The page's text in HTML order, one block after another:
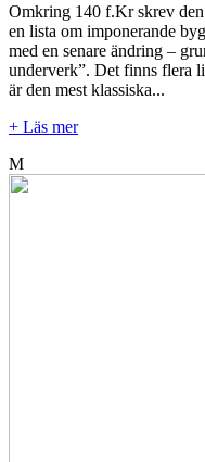
Omkring 140 f.Kr skrev
en lista om imponerande
med en senare ändring –
underverk”. Det finns flera
är den mest klassiska...
+ Läs mer
M